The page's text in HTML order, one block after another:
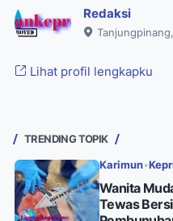
Redaksi
Lihat profil lengkapku
TRENDING TOPIK
Karimun•
Wanita
Tewas